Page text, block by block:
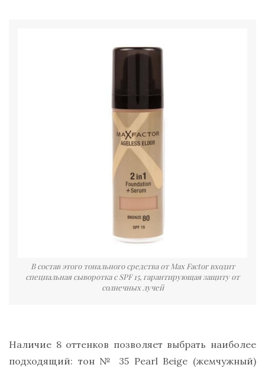
В состав этого тонального средства от Max Factor входит
специальная сыворотка с SPF 15, гарантирующая защиту от
солнечных лучей
Наличие 8 оттенков позволяет выбрать наиболее
подходящий: тон № 35 Pearl Beige (жемчужный)